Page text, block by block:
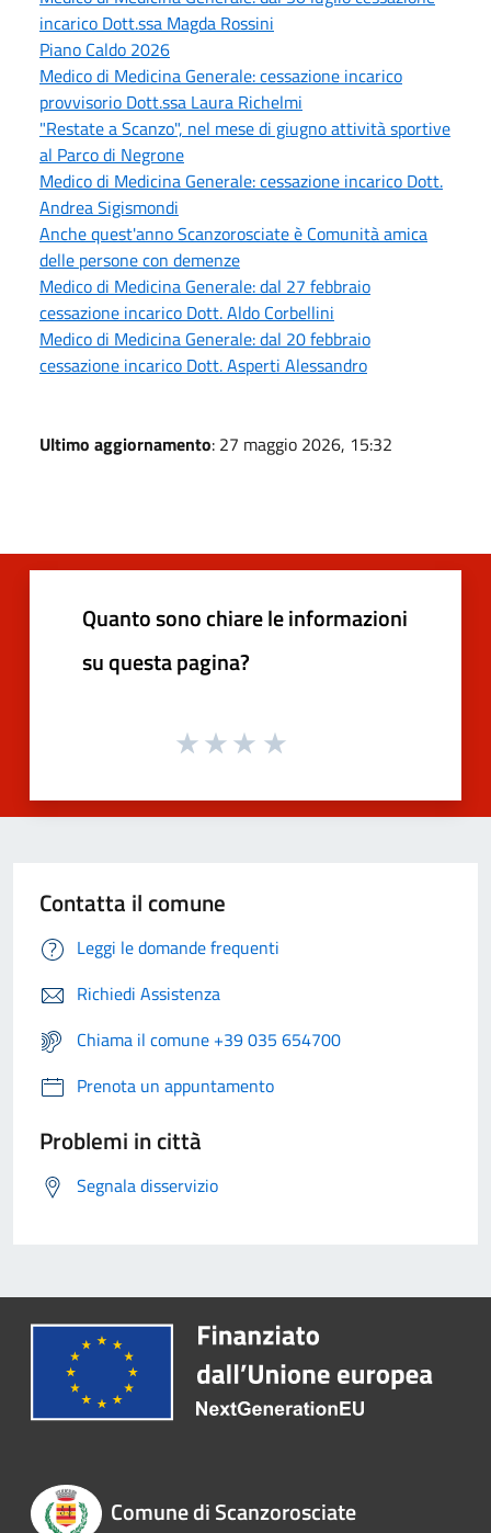
incarico Dott.ssa Magda Rossini
Piano Caldo 2026
Medico di Medicina Generale: cessazione incarico
provvisorio Dott.ssa Laura Richelmi
"Restate a Scanzo", nel mese di giugno attività sportive
al Parco di Negrone
Medico di Medicina Generale: cessazione incarico Dott.
Andrea Sigismondi
Anche quest'anno Scanzorosciate è Comunità amica
delle persone con demenze
Medico di Medicina Generale: dal 27 febbraio
cessazione incarico Dott. Aldo Corbellini
Medico di Medicina Generale: dal 20 febbraio
cessazione incarico Dott. Asperti Alessandro
Ultimo aggiornamento: 27 maggio 2026, 15:32
Quanto sono chiare le informazioni
su questa pagina?
Contatta il comune
Leggi le domande frequenti
Richiedi Assistenza
Chiama il comune +39 035 654700
Prenota un appuntamento
Problemi in città
Segnala disservizio
Comune di Scanzorosciate